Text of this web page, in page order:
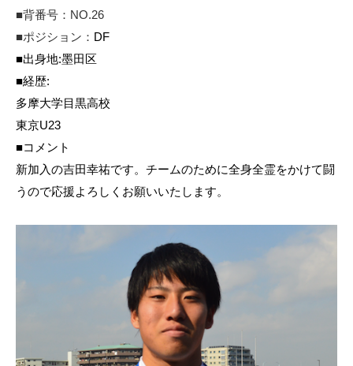
■背番号：NO.26
■ポジション： DF
■出身地:墨田区
■経歴:
多摩大学目黒高校
東京U23
■コメント
新加入の吉田幸祐です。チームのために全身全霊をかけて闘
うので応援よろしくお願いいたします。